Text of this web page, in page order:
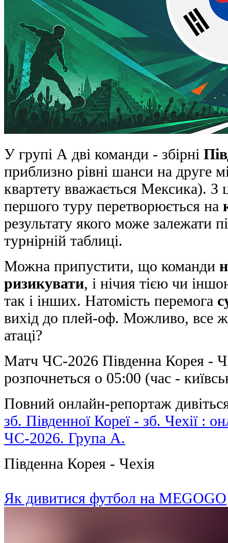
У групі А дві команди - збірні
приблизно рівні шанси на друге
квартету вважається Мексика). З
першого туру перетворюється на
результату якого може залежати
турнірній таблиці.
Можна припустити, що команди
ризикувати, і нічия тією чи
так і інших. Натомість перемога
вихід до плей-оф. Можливо, все
атаці?
Матч ЧС-2026 Південна Корея -
розпочнеться о 05:00 (час -
Повний онлайн-репортаж
зб. Південної Кореї - зб. Чехії :
ЧС-2026. Група А.
Південна Корея - Чехія
Як дивитися футбол на MEGOGO